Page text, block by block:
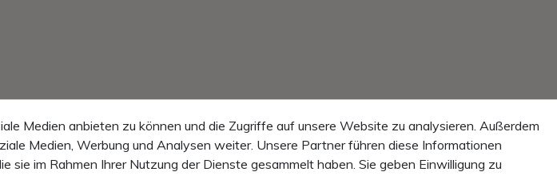
Medien anbieten zu können und die Zugriffe auf unsere Website zu analysieren. Außerdem
Medien, Werbung und Analysen weiter. Unsere Partner führen diese Informationen
im Rahmen Ihrer Nutzung der Dienste gesammelt haben. Sie geben Einwilligung zu